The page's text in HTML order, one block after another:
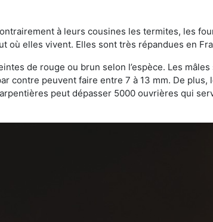
à leurs cousines les termites, les
où elles vivent. Elles sont très répandues en
de rouge ou brun selon l’espèce. Les
contre peuvent faire entre 7 à 13 mm. De
peut dépasser 5000 ouvrières qui